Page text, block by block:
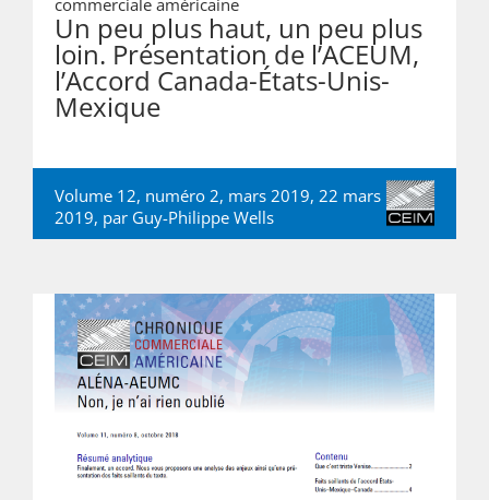
Un peu plus haut, un peu plus
loin. Présentation de l’ACEUM,
l’Accord Canada-États-Unis-
Mexique
Volume 12, numéro 2, mars 2019, 22 mars
2019, par Guy-Philippe Wells